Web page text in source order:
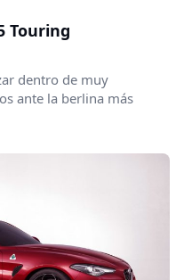
Touring
dentro de muy
ante la berlina más